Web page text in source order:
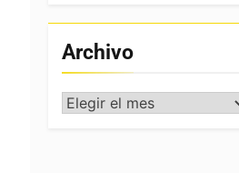
Archivo
Archivo